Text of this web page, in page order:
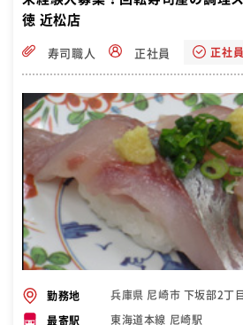
徳 近松店
寿司職人 正社員 正社
勤務地 兵庫県 尼崎市 下坂部2丁
最寄駅 東海道本線 尼崎駅